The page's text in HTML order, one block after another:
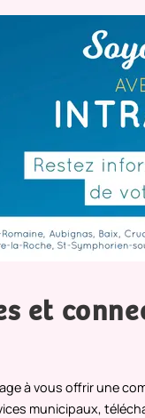
et
à vous offrir une
municipaux,